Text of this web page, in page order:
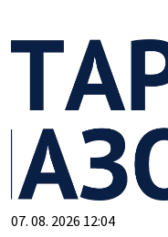
07. 08. 2026 12:04